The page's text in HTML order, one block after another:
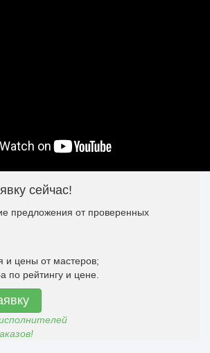
сейчас!
предложения от проверенных
и цены от мастеров;
по рейтингу и цене.